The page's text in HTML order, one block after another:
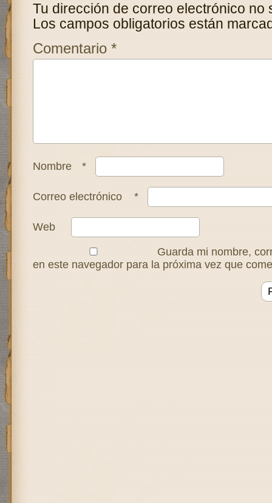
Tu dirección de correo electrónico no
Los campos obligatorios están
Comentario *
Nombre *
Correo electrónico *
Web
Guarda mi nombre,
en este navegador para la próxima vez que